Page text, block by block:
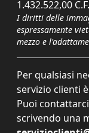
1.432.522,00
I diritti delle
espressamente
mezzo e
Per qualsiasi
servizio clienti
Puoi
scrivendo una